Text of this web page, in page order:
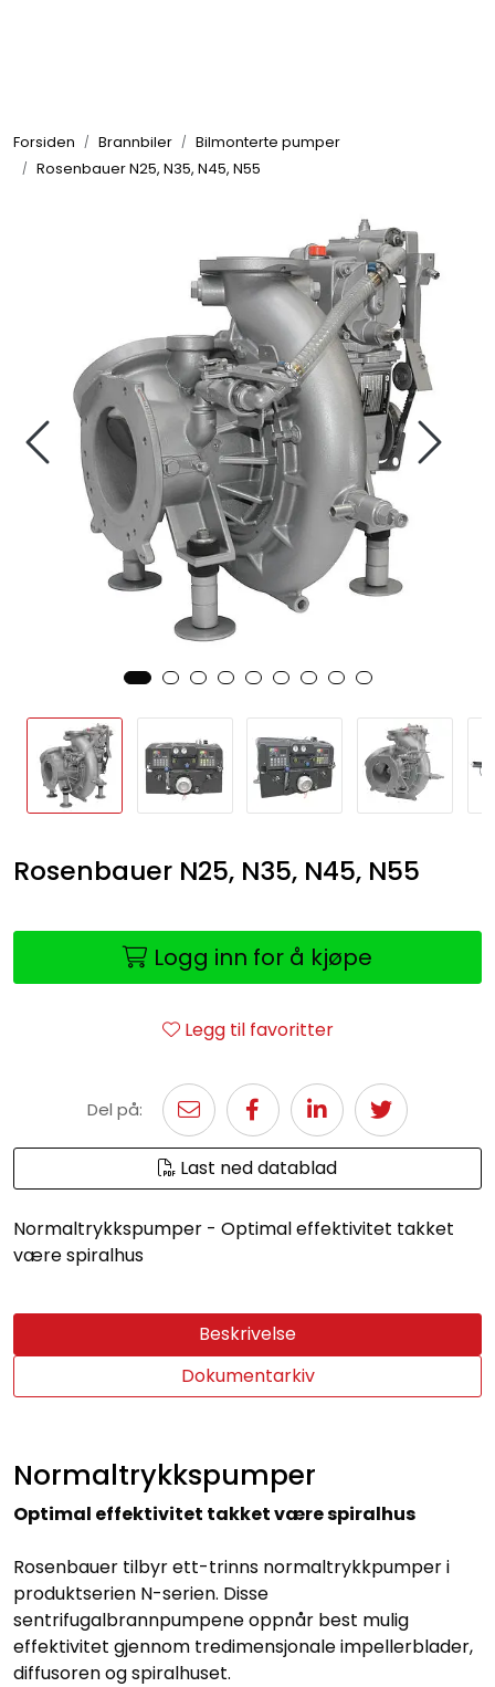
Forsiden Brannbiler
Bilmonterte pumper
Rosenbauer N25, N35, N45, N55
Rosenbauer N25, N35, N45, N55
Logg inn for å kjøpe
Legg til favoritter
Del på:
Last ned datablad
Normaltrykkspumper - Optimal effektivitet takket
være spiralhus
Beskrivelse
Dokumentarkiv
Normaltrykkspumper
Optimal effektivitet takket være spiralhus
Rosenbauer tilbyr ett-trinns normaltrykkpumper i
produktserien N-serien. Disse
sentrifugalbrannpumpene oppnår best mulig
effektivitet gjennom tredimensjonale impellerblader,
diffusoren og spiralhuset.
Produkter
Kvalitet og miljø